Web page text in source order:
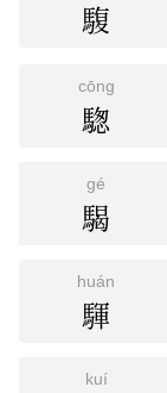
䮡
cōng
騘
gé
騔
huán
䮝
kuí